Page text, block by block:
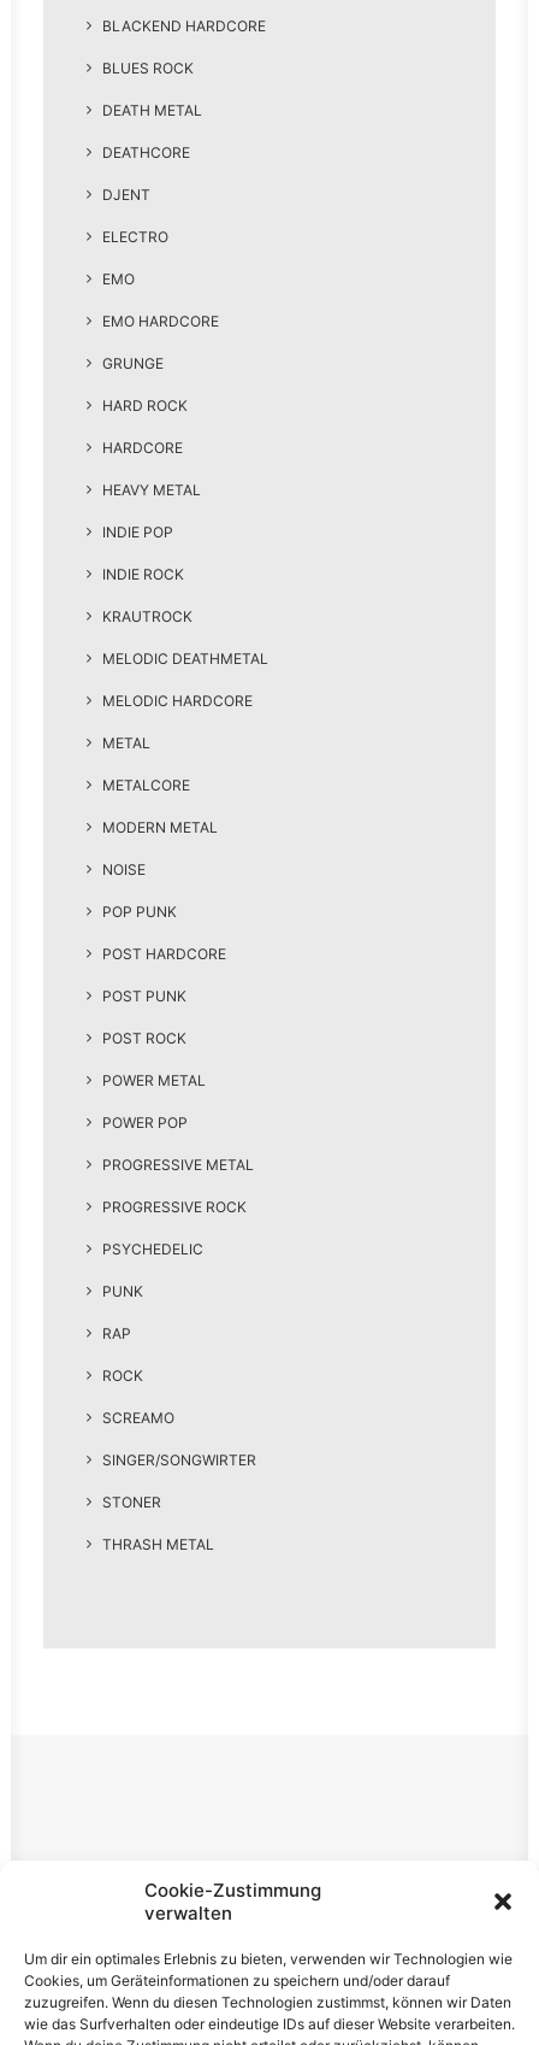
Cookie-Zustimmung
verwalten
Um dir ein optimales Erlebnis zu bieten, verwenden wir Technologien wie
Cookies, um Geräteinformationen zu speichern und/oder darauf
zuzugreifen. Wenn du diesen Technologien zustimmst, können wir Daten
wie das Surfverhalten oder eindeutige IDs auf dieser Website verarbeiten.
BLACKEND HARDCORE
BLUES ROCK
DEATH METAL
DEATHCORE
DJENT
ELECTRO
EMO
EMO HARDCORE
GRUNGE
HARD ROCK
HARDCORE
HEAVY METAL
INDIE POP
INDIE ROCK
KRAUTROCK
MELODIC DEATHMETAL
MELODIC HARDCORE
METAL
METALCORE
MODERN METAL
NOISE
POP PUNK
POST HARDCORE
POST PUNK
POST ROCK
POWER METAL
POWER POP
PROGRESSIVE METAL
PROGRESSIVE ROCK
PSYCHEDELIC
PUNK
RAP
ROCK
SCREAMO
SINGER/SONGWIRTER
STONER
THRASH METAL
Rechtliches
Datenschutzerklärung
Cookie-Richtlinie (EU)